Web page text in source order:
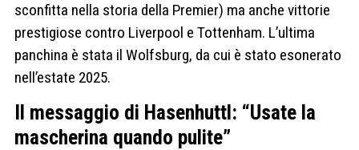
sconfitta nella storia della Premier) ma anche vittorie
prestigiose contro Liverpool e Tottenham. L’ultima
panchina è stata il Wolfsburg, da cui è stato esonerato
nell’estate 2025.
Il messaggio di Hasenhuttl: “Usate la
mascherina quando pulite”